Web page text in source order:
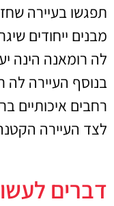
טיסות
לחצו
תפגשו בעיירה
מבנים ייחודים
לה רומאנה הינה
בנוסף העיירה לה
רחבים איכותיים
לצד העיירה
דברים